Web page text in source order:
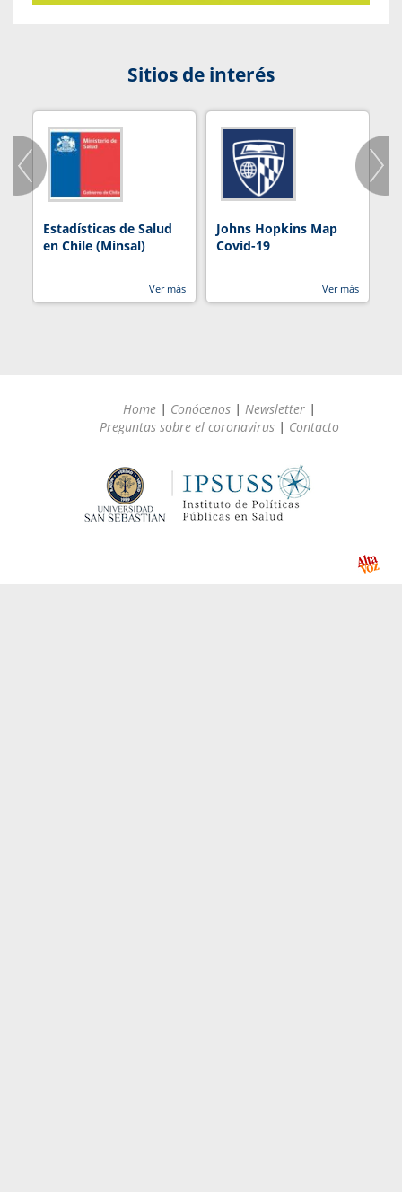
Sitios de interés
Estadísticas de Salud
en Chile (Minsal)
Ver más
Johns Hopkins Map
Covid-19
Ver más
Home | Conócenos | Newsletter |
Preguntas sobre el coronavirus | Contacto